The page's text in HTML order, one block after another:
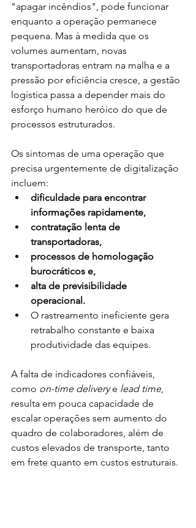
"apagar incêndios", pode funcionar
enquanto a operação permanece
pequena. Mas à medida que os
volumes aumentam, novas
transportadoras entram na malha e a
pressão por eficiência cresce, a gestão
logística passa a depender mais do
esforço humano heróico do que de
processos estruturados.
Os sintomas de uma operação que
precisa urgentemente de digitalização
incluem:
dificuldade para encontrar
informações rapidamente,
contratação lenta de
transportadoras,
processos de homologação
burocráticos e,
alta de previsibilidade
operacional.
O rastreamento ineficiente gera
retrabalho constante e baixa
produtividade das equipes.
A falta de indicadores confiáveis,
como on-time delivery e lead time,
resulta em pouca capacidade de
escalar operações sem aumento do
quadro de colaboradores, além de
custos elevados de transporte, tanto
em frete quanto em custos estruturais.